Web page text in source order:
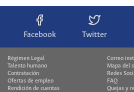
Facebook Twitter
Régimen Legal
Talento humano
Contratación
Ofertas de empleo
Rendición de cuentas
Correo
Mapa del
Redes
FAQ
Quejas y